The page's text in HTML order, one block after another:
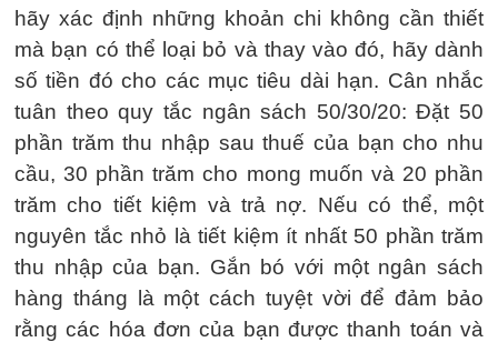
hãy xác định những khoản chi không cần thiết
mà bạn có thể loại bỏ và thay vào đó, hãy dành
số tiền đó cho các mục tiêu dài hạn. Cân nhắc
tuân theo quy tắc ngân sách 50/30/20: Đặt 50
phần trăm thu nhập sau thuế của bạn cho nhu
cầu, 30 phần trăm cho mong muốn và 20 phần
trăm cho tiết kiệm và trả nợ. Nếu có thể, một
nguyên tắc nhỏ là tiết kiệm ít nhất 50 phần trăm
thu nhập của bạn. Gắn bó với một ngân sách
hàng tháng là một cách tuyệt vời để đảm bảo
rằng các hóa đơn của bạn được thanh toán và